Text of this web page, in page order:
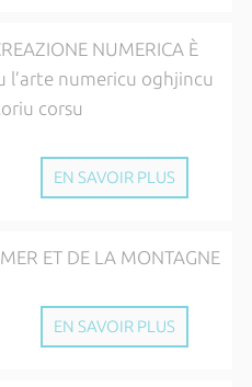
NUMERICA È
l’arte numericu oghjincu
corsu
EN SAVOIR PLUS
ET DE LA MONTAGNE
EN SAVOIR PLUS